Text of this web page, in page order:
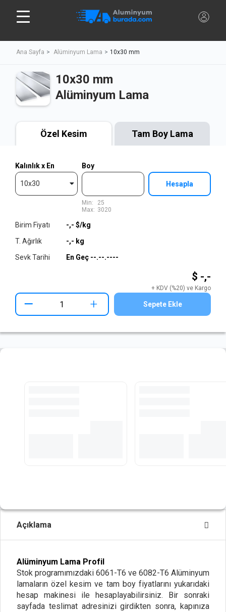
Ana Sayfa Alüminyum Lama 10x30 mm
10x30 mm
Alüminyum Lama
Özel Kesim Tam Boy Lama
Kalınlık x En
10x30
Boy
Min:
Max:
25
3020
Hesapla
$ -,-
+ KDV (%20) ve Kargo
Birim Fiyatı
T. Ağırlık
Sevk Tarihi
-,- $/kg
-,- kg
En Geç --.--.----
+ Sepete Ekle
Açıklama
Alüminyum Lama Profil
Stok programımızdaki 6061-T6 ve 6082-T6 Alüminyum
lamaların özel kesim ve tam boy fiyatlarını yukarıdaki
hesap makinesi ile hesaplayabilirsiniz. Bir sonraki
sayfada teslimat adresinizi girdikten sonra, kapınıza